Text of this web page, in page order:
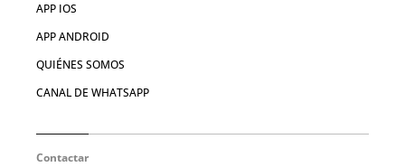
APP IOS
APP ANDROID
QUIÉNES SOMOS
CANAL DE WHATSAPP
Contactar